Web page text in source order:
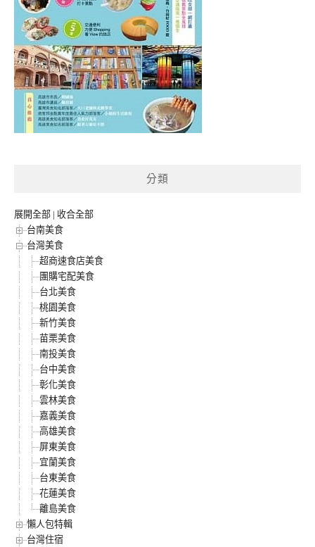
分類
展開全部 | 收合全部
台南美食
台灣美食
超商速食店美食
團購宅配美食
台北美食
桃園美食
新竹美食
苗栗美食
南投美食
台中美食
彰化美食
雲林美食
嘉義美食
高雄美食
屏東美食
宜蘭美食
台東美食
花蓮美食
離島美食
懶人包特輯
台灣住宿